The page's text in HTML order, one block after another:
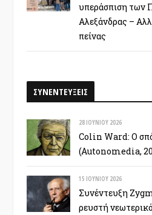
υπεράσπιση των
Αλεξάνδρας –
πείνας
ΣΥΝΕΝΤΕΥΞΕΙΣ
28 ΙΟΥΝΊΟΥ 2026
Colin Ward: Ο
(Autonomedia,
15 ΙΟΥΝΊΟΥ 2026
Συνέντευξη
ρευστή